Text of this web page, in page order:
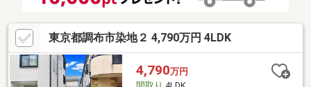
東京都調布市染地２ 4,790万円 4LDK
4,790万円